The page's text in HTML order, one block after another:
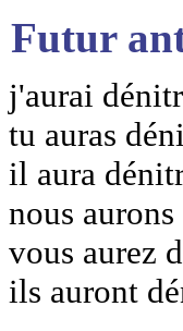
Futur
j'aurai
tu auras
il aura
nous
vous aurez
ils auront